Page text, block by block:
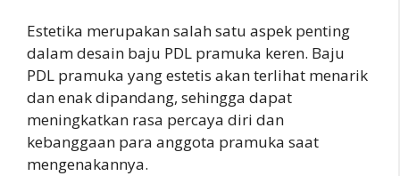
Estetika merupakan salah satu aspek penting
dalam desain baju PDL pramuka keren. Baju
PDL pramuka yang estetis akan terlihat menarik
dan enak dipandang, sehingga dapat
meningkatkan rasa percaya diri dan
kebanggaan para anggota pramuka saat
mengenakannya.